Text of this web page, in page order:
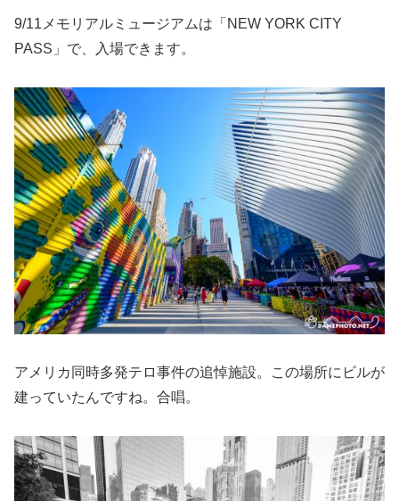
9/11メモリアルミュージアムは「NEW YORK CITY
PASS」で、入場できます。
アメリカ同時多発テロ事件の追悼施設。この場所にビルが
建っていたんですね。合唱。